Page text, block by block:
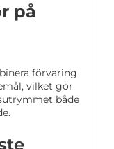
på
förvaring
vilket gör
både